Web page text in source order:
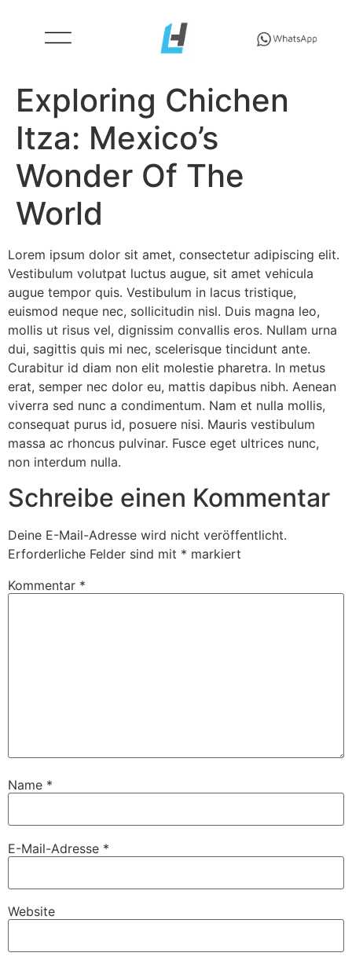
Exploring Chichen
Itza: Mexico’s
Wonder Of The
World
Lorem ipsum dolor sit amet, consectetur adipiscing elit.
Vestibulum volutpat luctus augue, sit amet vehicula
augue tempor quis. Vestibulum in lacus tristique,
euismod neque nec, sollicitudin nisl. Duis magna leo,
mollis ut risus vel, dignissim convallis eros. Nullam urna
dui, sagittis quis mi nec, scelerisque tincidunt ante.
Curabitur id diam non elit molestie pharetra. In metus
erat, semper nec dolor eu, mattis dapibus nibh. Aenean
viverra sed nunc a condimentum. Nam et nulla mollis,
consequat purus id, posuere nisi. Mauris vestibulum
massa ac rhoncus pulvinar. Fusce eget ultrices nunc,
non interdum nulla.
Schreibe einen Kommentar
Deine E-Mail-Adresse wird nicht veröffentlicht.
Erforderliche Felder sind mit * markiert
Kommentar *
Name *
E-Mail-Adresse *
Website